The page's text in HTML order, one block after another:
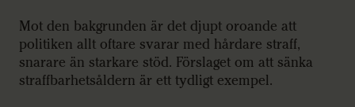
Mot den bakgrunden är det djupt oroande att
politiken allt oftare svarar med hårdare straff,
snarare än starkare stöd. Förslaget om att sänka
straffbarhetsåldern är ett tydligt exempel.